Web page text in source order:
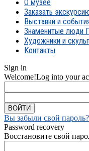
О музее
Заказать
Выставки и
Знаменитые люди
Художники и
Контакты
Sign in
Welcome!Log into your
Вы забыли свой пароль?
Password recovery
Восстановите свой